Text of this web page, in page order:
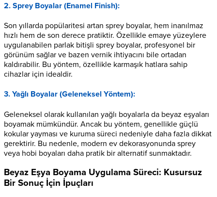
2. Sprey Boyalar (Enamel Finish):
Son yıllarda popülaritesi artan sprey boyalar, hem inanılmaz
hızlı hem de son derece pratiktir. Özellikle emaye yüzeylere
uygulanabilen parlak bitişli sprey boyalar, profesyonel bir
görünüm sağlar ve bazen vernik ihtiyacını bile ortadan
kaldırabilir. Bu yöntem, özellikle karmaşık hatlara sahip
cihazlar için idealdir.
3. Yağlı Boyalar (Geleneksel Yöntem):
Geleneksel olarak kullanılan yağlı boyalarla da beyaz eşyaları
boyamak mümkündür. Ancak bu yöntem, genellikle güçlü
kokular yayması ve kuruma süreci nedeniyle daha fazla dikkat
gerektirir. Bu nedenle, modern ev dekorasyonunda sprey
veya hobi boyaları daha pratik bir alternatif sunmaktadır.
Beyaz Eşya Boyama Uygulama Süreci: Kusursuz
Bir Sonuç İçin İpuçları